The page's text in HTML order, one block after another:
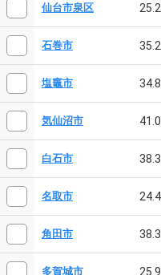
仙台市泉区
石巻市
塩竈市
気仙沼市
白石市
名取市
角田市
多賀城市